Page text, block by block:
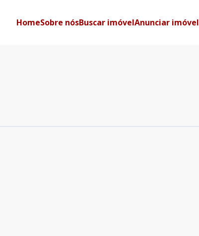
HomeSobre nósBuscar imóvelAnunciar imóvel